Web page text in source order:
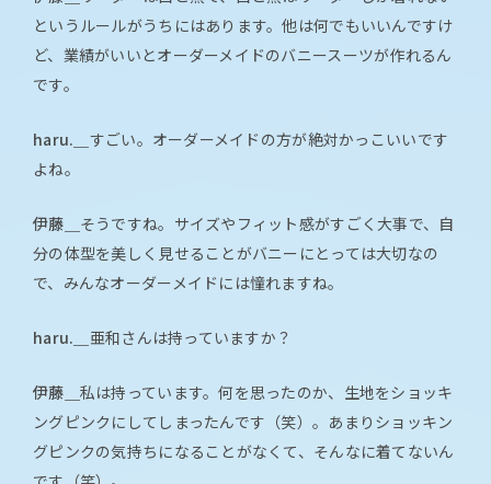
というルールがうちにはあります。他は何でもいいんですけ
ど、業績がいいとオーダーメイドのバニースーツが作れるん
です。
haru.＿ すごい。オーダーメイドの方が絶対かっこいいです
よね。
伊藤＿ そうですね。サイズやフィット感がすごく大事で、自
分の体型を美しく見せることがバニーにとっては大切なの
で、みんなオーダーメイドには憧れますね。
haru.＿ 亜和さんは持っていますか？
伊藤＿ 私は持っています。何を思ったのか、生地をショッキ
ングピンクにしてしまったんです（笑）。あまりショッキン
グピンクの気持ちになることがなくて、そんなに着てないん